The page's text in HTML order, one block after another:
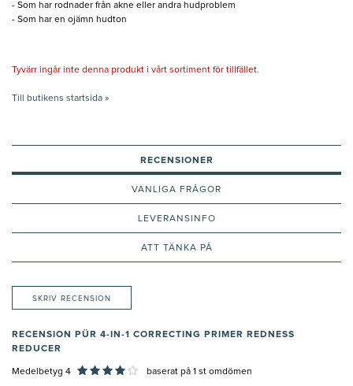
- Som har rodnader från akne eller andra hudproblem
- Som har en ojämn hudton
Tyvärr ingår inte denna produkt i vårt sortiment för tillfället.
Till butikens startsida »
RECENSIONER
VANLIGA FRÅGOR
LEVERANSINFO
ATT TÄNKA PÅ
SKRIV RECENSION
RECENSION PÜR 4-IN-1 CORRECTING PRIMER REDNESS
REDUCER
Medelbetyg 4 baserat på 1 st omdömen